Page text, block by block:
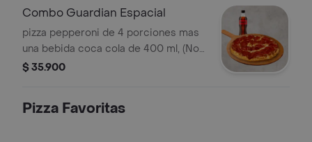
Pepperoncini.
Combo Guardian Espacial
pizza pepperoni de 4 porciones mas
una bebida coca cola de 400 ml, (No
incluye coleccionable para este
Pepperoncini.
$ 35.900
Pizza Favoritas